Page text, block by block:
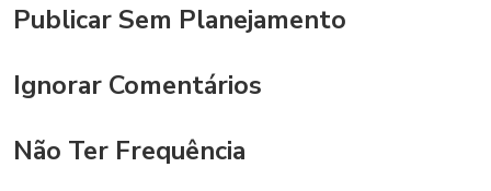
Publicar Sem Planejamento
Ignorar Comentários
Não Ter Frequência